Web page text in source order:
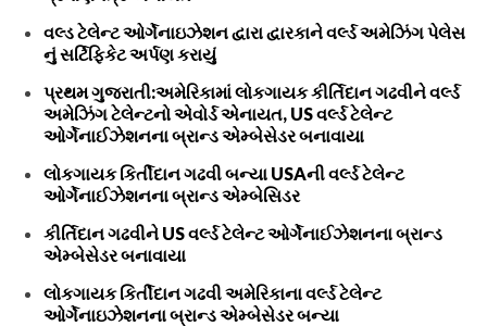
વલ્ડ ટેલેન્ટ ઓર્ગેનાઇઝેશન દ્વારા દ્વારકાને વર્લ્ડ અમેઝિંગ પેલેસ
નું સર્ટિફિકેટ અર્પણ કરાયું
પ્રથમ ગુજરાતી:અમેરિકામાં લોકગાયક કીર્તિદાન ગઢવીને વર્લ્ડ
અમેઝિંગ ટેલેન્ટનો એવોર્ડ એનાયત, US વર્લ્ડ ટેલેન્ટ
ઓર્ગેનાઈઝેશનના બ્રાન્ડ એમ્બેસેડર બનાવાયા
લોકગાયક કિર્તીદાન ગઢવી બન્યા USAની વર્લ્ડ ટેલેન્ટ
ઓર્ગેનાઈઝેશનના બ્રાન્ડ એમ્બેસિડર
કીર્તિદાન ગઢવીને US વર્લ્ડ ટેલેન્ટ ઓર્ગેનાઈઝેશનના બ્રાન્ડ
એમ્બેસેડર બનાવાયા
લોકગાયક કિર્તીદાન ગઢવી અમેરિકાના વર્લ્ડ ટેલેન્ટ
ઓર્ગેનાઇઝેશનના બ્રાન્ડ એમ્બેસેડર બન્યા